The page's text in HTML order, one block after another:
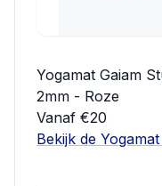
Yogamat Gaiam
2mm - Roze
Vanaf €20
Bekijk de